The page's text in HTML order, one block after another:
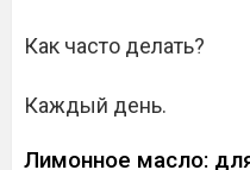
Как часто делать?
Каждый день.
Лимонное масло: